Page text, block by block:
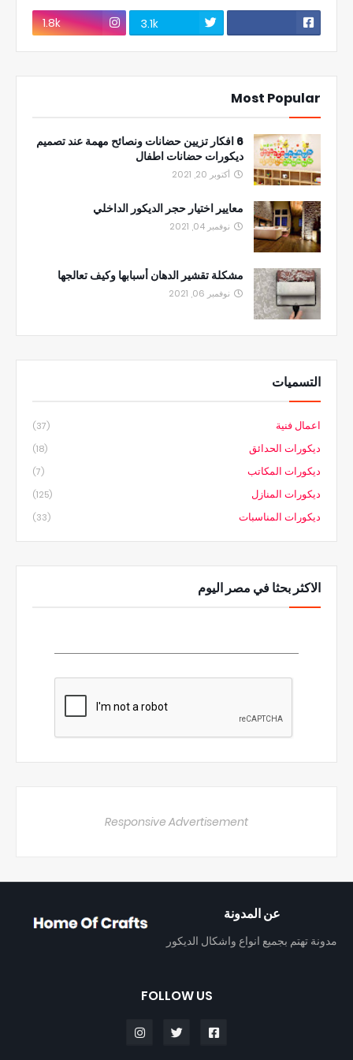
3.1k
1.8k
Most Popular
6 افكار تزيين حضانات ونصائح مهمة عند تصميم
ديكورات حضانات اطفال
أكتوبر 20, 2021
معايير اختيار حجر الديكور الداخلي
نوفمبر 04, 2021
مشكلة تقشير الدهان أسبابها وكيف تعالجها
نوفمبر 06, 2021
التسميات
اعمال فنية (37)
ديكورات الحدائق (18)
ديكورات المكاتب (7)
ديكورات المنازل (125)
ديكورات المناسبات (33)
الاكثر بحثا في مصر اليوم
Responsive Advertisement
عن المدونة
مدونة تهتم بجميع انواع واشكال الديكور
FOLLOW US